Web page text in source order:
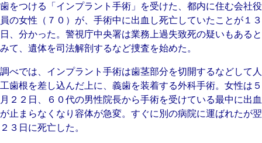
11
日
歯をつける「インプラント手術」を受けた、都内に住む会社役
員の女性（７０）が、手術中に出血し死亡していたことが１３
日、分かった。警視庁中央署は業務上過失致死の疑いもあると
みて、遺体を司法解剖するなど捜査を始めた。
調べでは、インプラント手術は歯茎部分を切開するなどして人
工歯根を差し込んだ上に、義歯を装着する外科手術。女性は５
月２２日、６０代の男性院長から手術を受けている最中に出血
が止まらなくなり容体が急変。すぐに別の病院に運ばれたが翌
２３日に死亡した。